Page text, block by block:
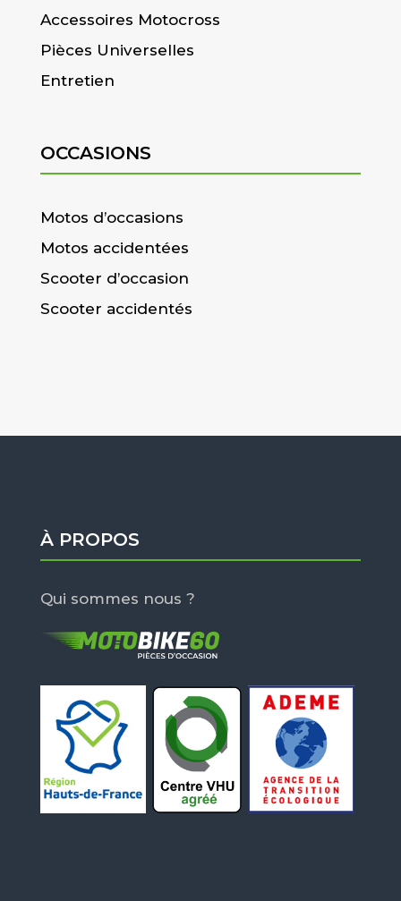
Accessoires Motocross
Pièces Universelles
Entretien
OCCASIONS
Motos d’occasions
Motos accidentées
Scooter d’occasion
Scooter accidentés
À PROPOS
Qui sommes nous ?